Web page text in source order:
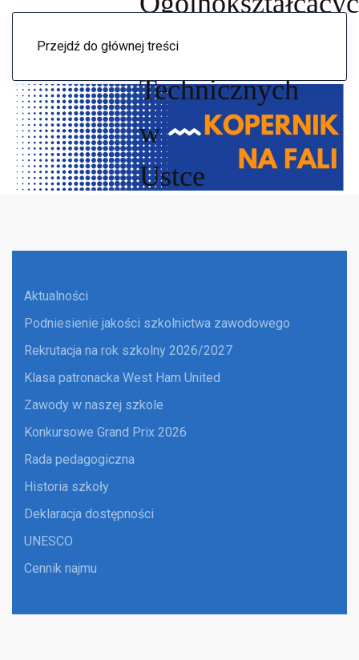
Przejdź do głównej treści
Menu
Aktualności
Podniesienie jakości szkolnictwa zawodowego
Rekrutacja na rok szkolny 2026/2027
Klasa patronacka West Ham United
Zawody w naszej szkole
Konkursowe Grand Prix 2026
Rada pedagogiczna
Historia szkoły
Deklaracja dostępności
UNESCO
Cennik najmu